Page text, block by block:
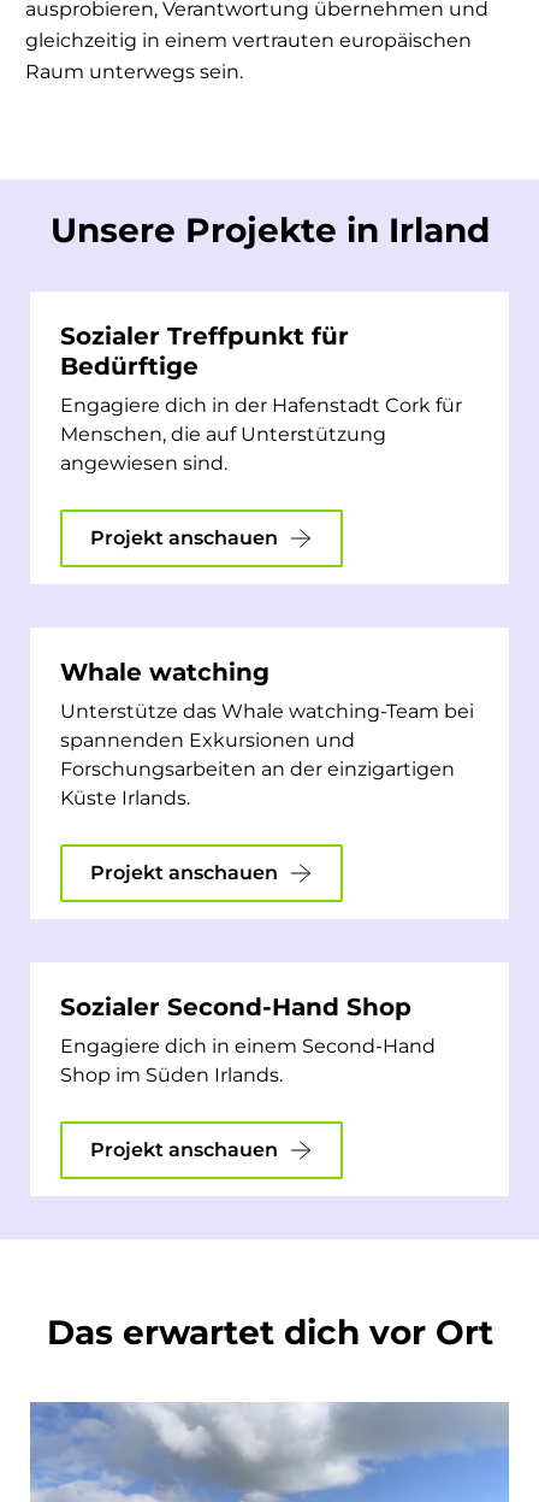
ausprobieren, Verantwortung übernehmen und
gleichzeitig in einem vertrauten europäischen
Raum unterwegs sein.
Unsere Projekte in Irland
Sozialer Treffpunkt für
Bedürftige
Engagiere dich in der Hafenstadt Cork für
Menschen, die auf Unterstützung
angewiesen sind.
Projekt anschauen
Whale watching
Unterstütze das Whale watching-Team bei
spannenden Exkursionen und
Forschungsarbeiten an der einzigartigen
Küste Irlands.
Projekt anschauen
Sozialer Second-Hand Shop
Engagiere dich in einem Second-Hand
Shop im Süden Irlands.
Projekt anschauen
Das erwartet dich vor Ort